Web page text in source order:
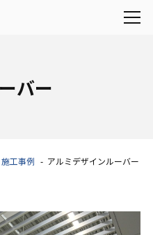
バー
施工事例 アルミデザインルーバー